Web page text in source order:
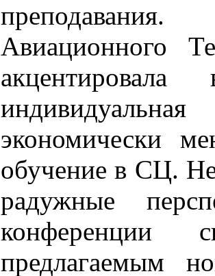
Авиационного
экономически
обучение в СЦ.
радужные
конференции
предлагаемым